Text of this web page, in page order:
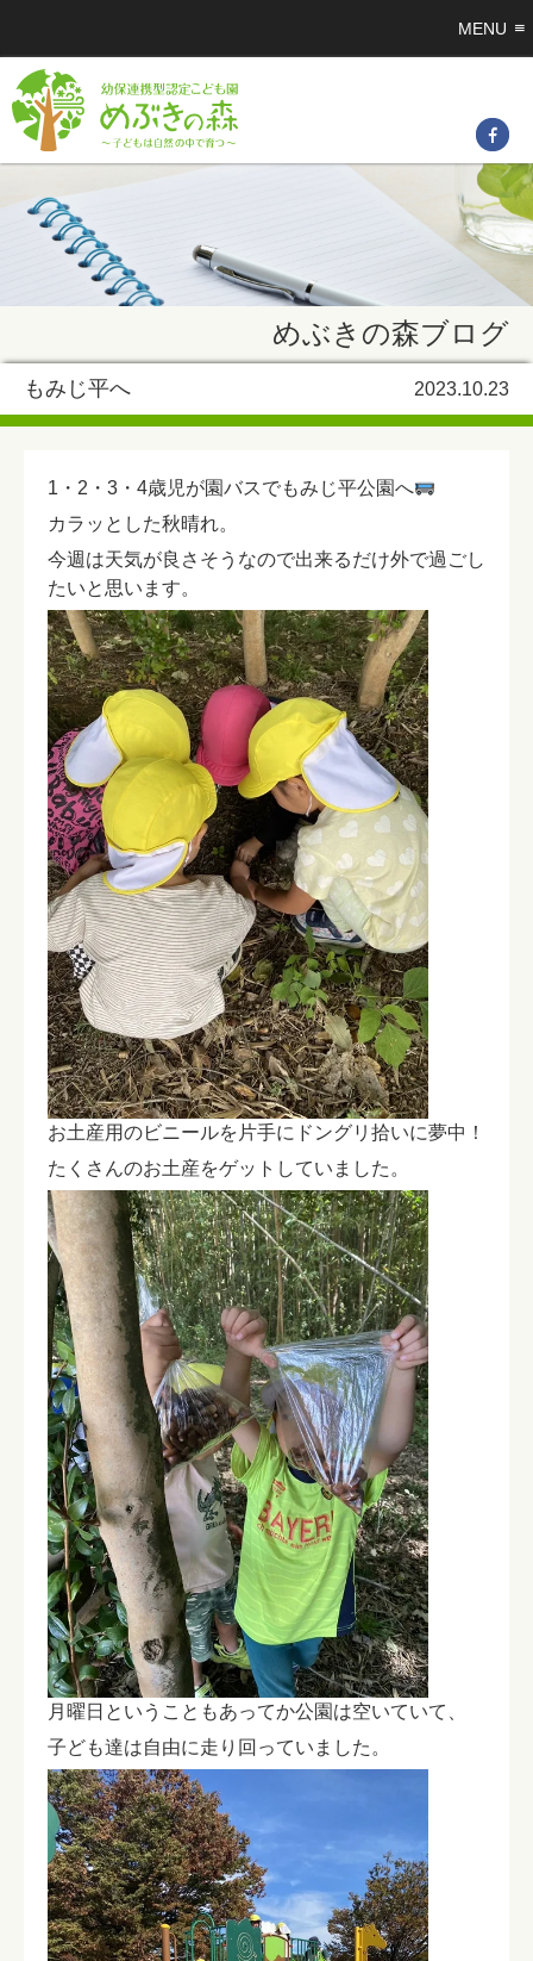
MENU
めぶきの森ブログ
もみじ平へ 2023.10.23
1・2・3・4歳児が園バスでもみじ平公園へ
カラッとした秋晴れ。
今週は天気が良さそうなので出来るだけ外で過ごし
たいと思います。
お土産用のビニールを片手にドングリ拾いに夢中！
たくさんのお土産をゲットしていました。
月曜日ということもあってか公園は空いていて、
子ども達は自由に走り回っていました。